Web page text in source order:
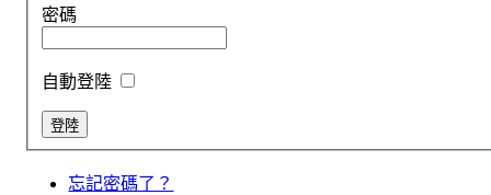
密碼
自動登陸
忘記密碼了？